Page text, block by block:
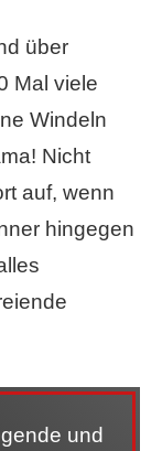
über
Mal viele
Windeln
Nicht
auf, wenn
hingegen
und